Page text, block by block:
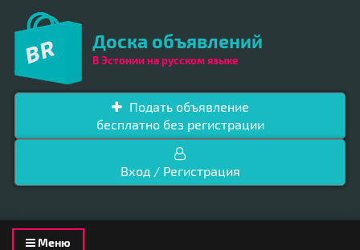
Доска объявлений
В Эстонии на русском языке
Подать объявление
бесплатно без регистрации
Вход / Регистрация
ToggleМеню